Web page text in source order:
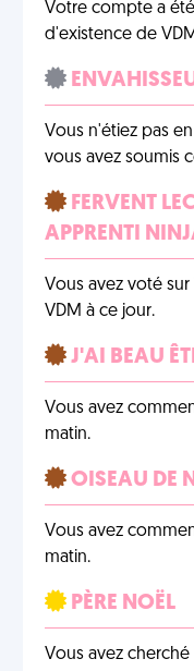
Votre compte a
d'existence de
Vous n'étiez pas
vous avez soumis
FERVENT
APPRENTI
Vous avez voté
VDM à ce jour.
J'AI BEAU
Vous avez
matin.
OISEAU DE
Vous avez
matin.
PÈRE NOËL
Vous avez